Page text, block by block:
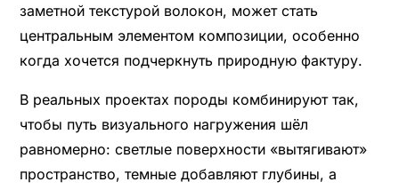
заметной текстурой волокон, может стать
центральным элементом композиции, особенно
когда хочется подчеркнуть природную фактуру.
В реальных проектах породы комбинируют так,
чтобы путь визуального нагружения шёл
равномерно: светлые поверхности «вытягивают»
пространство, темные добавляют глубины, а